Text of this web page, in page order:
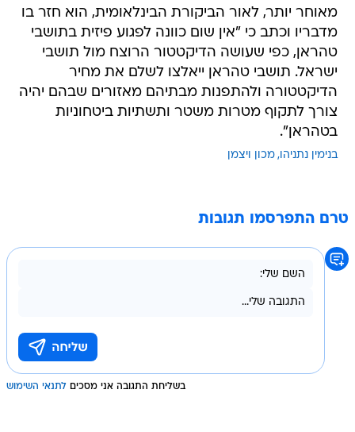
מאוחר יותר, לאור הביקורת הבינלאומית, הוא חזר בו
מדבריו וכתב כי "אין שום כוונה לפגוע פיזית בתושבי
טהראן, כפי שעושה הדיקטטור הרוצח מול תושבי
ישראל. תושבי טהראן ייאלצו לשלם את מחיר
הדיקטטורה ולהתפנות מבתיהם מאזורים שבהם יהיה
צורך לתקוף מטרות משטר ותשתיות ביטחוניות
בטהראן".
בנימין נתניהו מכון ויצמן
טרם התפרסמו תגובות
בשליחת התגובה אני מסכים לתנאי השימוש